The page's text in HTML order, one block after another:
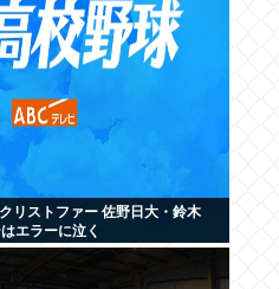
リストファー 佐野日大・鈴木
エラーに泣く